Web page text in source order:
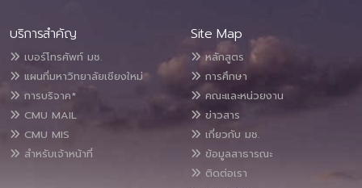
บริการสำคัญ
เบอร์โทรศัพท์ มช.
แผนที่มหาวิทยาลัยเชียงใหม่
การบริจาค*
CMU MAIL
CMU MIS
สำหรับเจ้าหน้าที่
Site Map
หลักสูตร
การศึกษา
คณะและหน่วยงาน
ข่าวสาร
เกี่ยวกับ มช.
ข้อมูลสาธารณะ
ติดต่อเรา